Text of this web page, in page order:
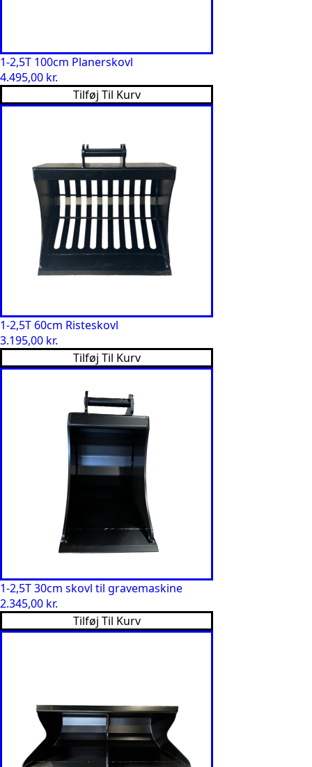
1-2,5T 100cm Planerskovl
4.495,00 kr.
Tilføj Til Kurv
1-2,5T 60cm Risteskovl
3.195,00 kr.
Tilføj Til Kurv
1-2,5T 30cm skovl til gravemaskine
2.345,00 kr.
Tilføj Til Kurv